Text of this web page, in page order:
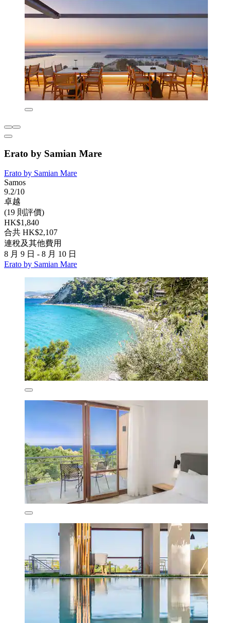
Erato by Samian Mare
Erato by Samian Mare
Samos
9.2/10
卓越
(19 則評價)
HK$1,840
合共 HK$2,107
連稅及其他費用
8 月 9 日 - 8 月 10 日
Erato by Samian Mare